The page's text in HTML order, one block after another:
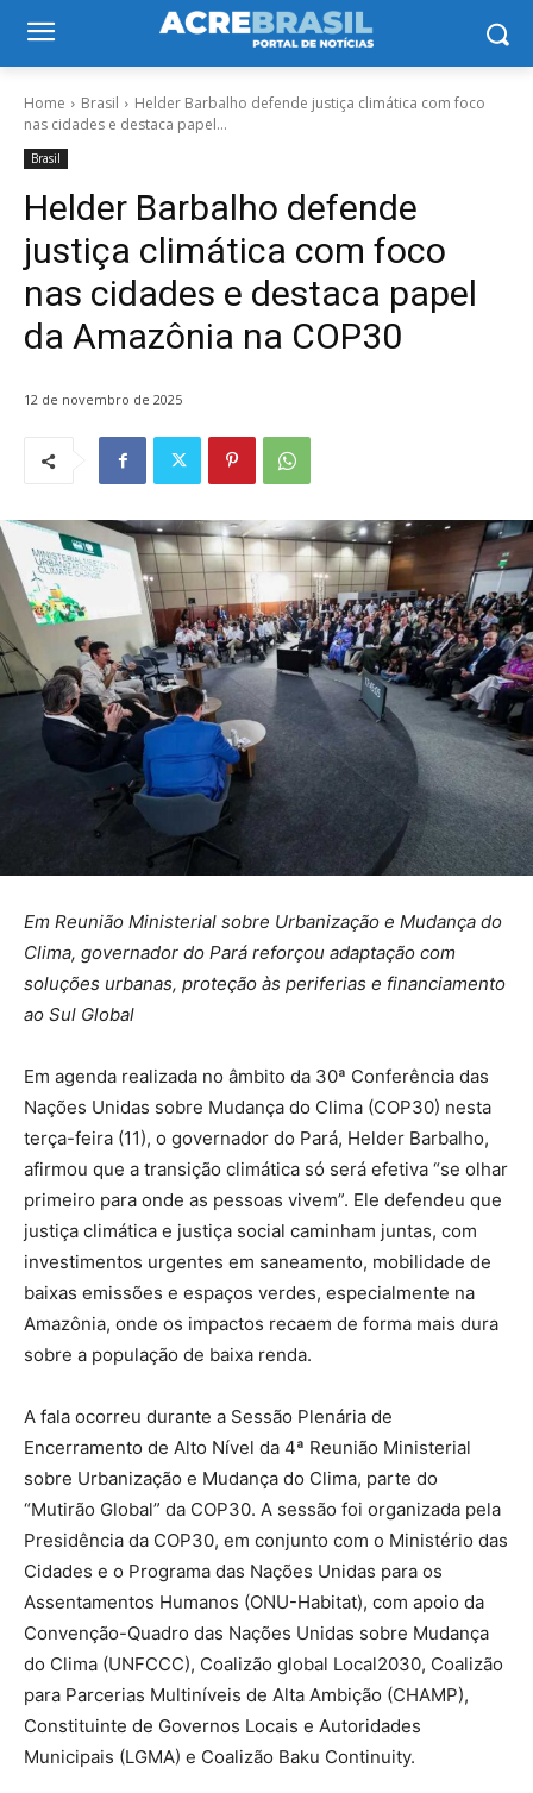
Home Brasil
Helder Barbalho defende justiça climática com foco
nas cidades e destaca papel...
Brasil
Helder Barbalho defende
justiça climática com foco
nas cidades e destaca papel
da Amazônia na COP30
12 de novembro de 2025
Em Reunião Ministerial sobre Urbanização e Mudança do
Clima, governador do Pará reforçou adaptação com
soluções urbanas, proteção às periferias e financiamento
ao Sul Global
Em agenda realizada no âmbito da 30ª Conferência das
Nações Unidas sobre Mudança do Clima (COP30) nesta
terça-feira (11), o governador do Pará, Helder Barbalho,
afirmou que a transição climática só será efetiva “se olhar
primeiro para onde as pessoas vivem”. Ele defendeu que
justiça climática e justiça social caminham juntas, com
investimentos urgentes em saneamento, mobilidade de
baixas emissões e espaços verdes, especialmente na
Amazônia, onde os impactos recaem de forma mais dura
sobre a população de baixa renda.
A fala ocorreu durante a Sessão Plenária de
Encerramento de Alto Nível da 4ª Reunião Ministerial
sobre Urbanização e Mudança do Clima, parte do
“Mutirão Global” da COP30. A sessão foi organizada pela
Presidência da COP30, em conjunto com o Ministério das
Cidades e o Programa das Nações Unidas para os
Assentamentos Humanos (ONU-Habitat), com apoio da
Convenção-Quadro das Nações Unidas sobre Mudança
do Clima (UNFCCC), Coalizão global Local2030, Coalizão
para Parcerias Multiníveis de Alta Ambição (CHAMP),
Constituinte de Governos Locais e Autoridades
Municipais (LGMA) e Coalizão Baku Continuity.